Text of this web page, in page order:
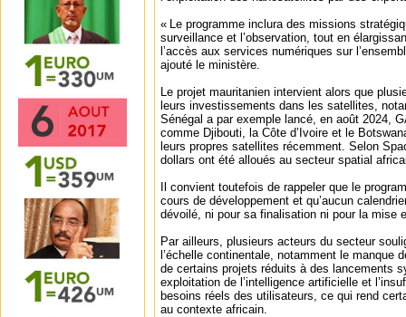
« Le programme inclura des missions
surveillance et l’observation, tout en
l’accès aux services numériques sur
ajouté le ministère.
Le projet mauritanien intervient alors que
leurs investissements dans les satellites,
Sénégal a par exemple lancé, en août 2024,
comme Djibouti, la Côte d’Ivoire et le
leurs propres satellites récemment. Selon
dollars ont été alloués au secteur spatial
Il convient toutefois de rappeler que le
cours de développement et qu’aucun
dévoilé, ni pour sa finalisation ni pour la mise
Par ailleurs, plusieurs acteurs du secteur
l’échelle continentale, notamment le manque
de certains projets réduits à des lancements
exploitation de l’intelligence artificielle et
besoins réels des utilisateurs, ce qui rend
au contexte africain.